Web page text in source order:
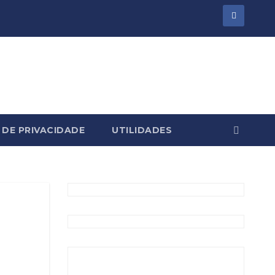
PRIVACIDADE UTILIDADES